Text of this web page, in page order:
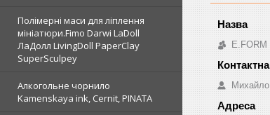
Полімерні маси для ліплення
мініатюри.Fimo Darwi LaDoll
ЛаДолл LivingDoll PaperClay
SuperSculpey
Алкогольне чорнило
Kamenskaya ink, Cernit, PINATA
E.FORM
Михайло